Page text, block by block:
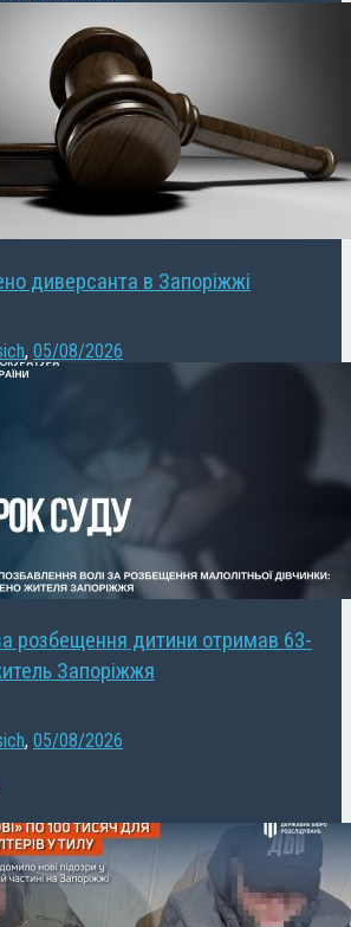
диверсанта в Запоріжжі
, 05/08/2026
розбещення дитини отримав 63-
Запоріжжя
, 05/08/2026